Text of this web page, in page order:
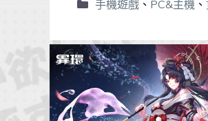
手機遊戲、 PC&主機 、